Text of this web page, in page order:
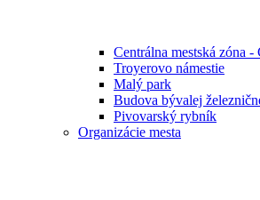
Centrálna mestská zóna -
Troyerovo námestie
Malý park
Budova bývalej
Pivovarský rybník
Organizácie mesta